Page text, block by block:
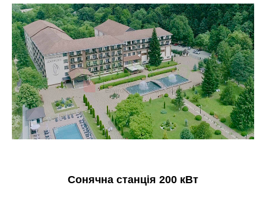
Сонячна станція 200 кВт